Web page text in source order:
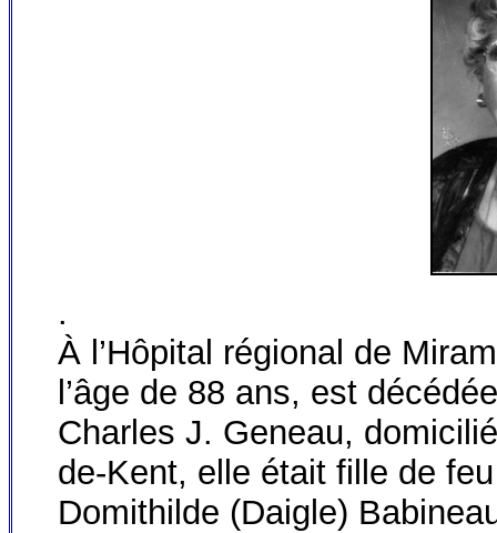
.
À l’Hôpital régional de
l’âge de 88 ans, est
Charles J. Geneau,
de-Kent, elle était fille de
Domithilde (Daigle)